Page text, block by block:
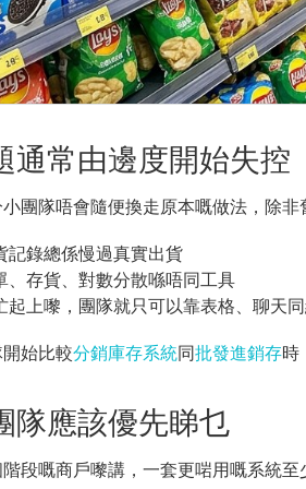
通常由邊度開始失控
團隊唔會隨便換走原本嘅做法，除
記錄總係慢過真實出貨
、存貨、對數分散喺唔同工具
起上嚟，團隊就只可以靠表格、聊天
始比較分銷庫存系統同批發進銷存時
隊應該優先睇乜
段嘅商戶嚟講，一套更啱用嘅系統